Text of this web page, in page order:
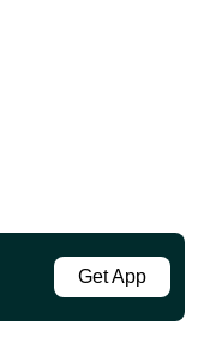
Get App